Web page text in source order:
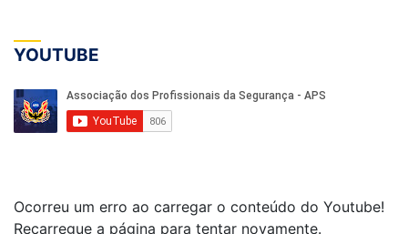
YOUTUBE
Ocorreu um erro ao carregar o conteúdo do Youtube!
Recarregue a página para tentar novamente.